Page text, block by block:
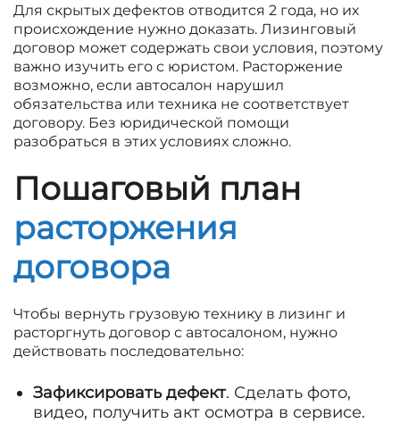
Для скрытых дефектов отводится 2 года, но их
происхождение нужно доказать. Лизинговый
договор может содержать свои условия, поэтому
важно изучить его с юристом. Расторжение
возможно, если автосалон нарушил
обязательства или техника не соответствует
договору. Без юридической помощи
разобраться в этих условиях сложно.
Пошаговый план
расторжения
договора
Чтобы вернуть грузовую технику в лизинг и
расторгнуть договор с автосалоном, нужно
действовать последовательно:
Зафиксировать дефект. Сделать фото,
видео, получить акт осмотра в сервисе.